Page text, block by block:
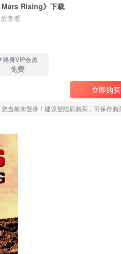
Mars Rising》下载
查看
终身VIP会员
免费
立即购买
您当前未登录！建议登陆后购买，可保存购